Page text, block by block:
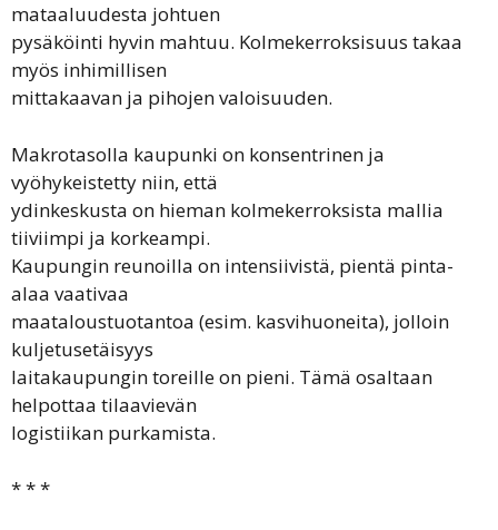
mataaluudesta johtuen
pysäköinti hyvin mahtuu. Kolmekerroksisuus takaa
myös inhimillisen
mittakaavan ja pihojen valoisuuden.
Makrotasolla kaupunki on konsentrinen ja
vyöhykeistetty niin, että
ydinkeskusta on hieman kolmekerroksista mallia
tiiviimpi ja korkeampi.
Kaupungin reunoilla on intensiivistä, pientä pinta-
alaa vaativaa
maataloustuotantoa (esim. kasvihuoneita), jolloin
kuljetusetäisyys
laitakaupungin toreille on pieni. Tämä osaltaan
helpottaa tilaavievän
logistiikan purkamista.
* * *